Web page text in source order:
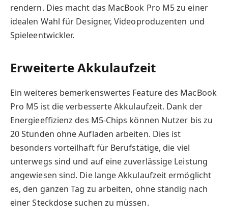
rendern. Dies macht das MacBook Pro M5 zu einer
idealen Wahl für Designer, Videoproduzenten und
Spieleentwickler.
Erweiterte Akkulaufzeit
Ein weiteres bemerkenswertes Feature des MacBook
Pro M5 ist die verbesserte Akkulaufzeit. Dank der
Energieeffizienz des M5-Chips können Nutzer bis zu
20 Stunden ohne Aufladen arbeiten. Dies ist
besonders vorteilhaft für Berufstätige, die viel
unterwegs sind und auf eine zuverlässige Leistung
angewiesen sind. Die lange Akkulaufzeit ermöglicht
es, den ganzen Tag zu arbeiten, ohne ständig nach
einer Steckdose suchen zu müssen.